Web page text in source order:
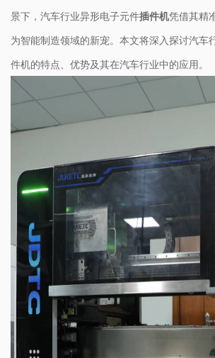
景下，汽车行业异形电子元件插件机凭借其精
为智能制造领域的新宠。本文将深入探讨汽车
件机的特点、优势及其在汽车行业中的应用。